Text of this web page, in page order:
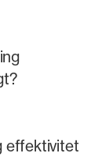
effektivitet